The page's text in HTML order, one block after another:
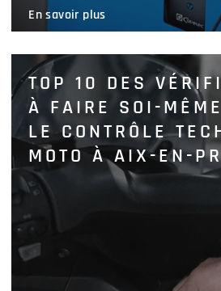
En savoir plus
TOP 10 DES
À FAIRE SOI-
LE CONTRÔLE
MOTO À AIX-EN-